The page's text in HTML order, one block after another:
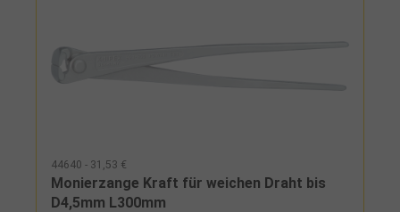
44640 - 31,53 €
Monierzange Kraft für weichen Draht bis
D4,5mm L300mm